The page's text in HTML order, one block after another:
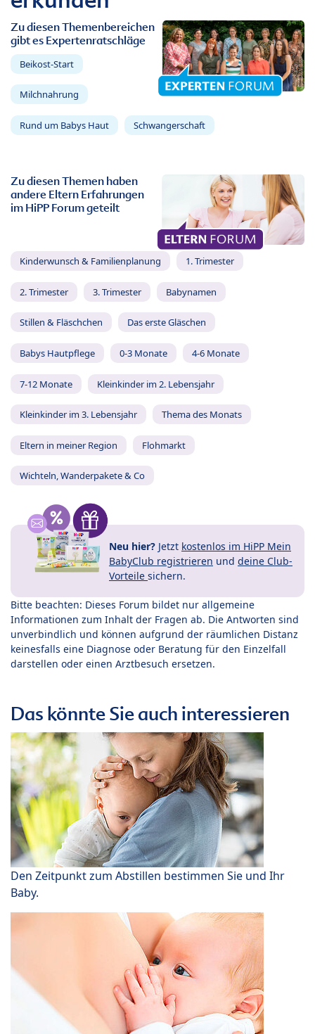
Zu diesen Themenbereichen
gibt es Expertenratschläge
Beikost-Start
Milchnahrung
Rund um Babys Haut Schwangerschaft
Zu diesen Themen haben
andere Eltern Erfahrungen
im HiPP Forum geteilt
Kinderwunsch & Familienplanung 1. Trimester
2. Trimester 3. Trimester Babynamen
Stillen & Fläschchen Das erste Gläschen
Babys Hautpflege 0-3 Monate 4-6 Monate
7-12 Monate Kleinkinder im 2. Lebensjahr
Kleinkinder im 3. Lebensjahr Thema des Monats
Eltern in meiner Region Flohmarkt
Wichteln, Wanderpakete & Co
Neu hier? Jetzt kostenlos im HiPP Mein
BabyClub registrieren und deine Club-
Vorteile sichern.
Bitte beachten: Dieses Forum bildet nur allgemeine
Informationen zum Inhalt der Fragen ab. Die Antworten sind
unverbindlich und können aufgrund der räumlichen Distanz
keinesfalls eine Diagnose oder Beratung für den Einzelfall
darstellen oder einen Arztbesuch ersetzen.
Das könnte Sie auch interessieren
Den Zeitpunkt zum Abstillen bestimmen Sie und Ihr
Baby.